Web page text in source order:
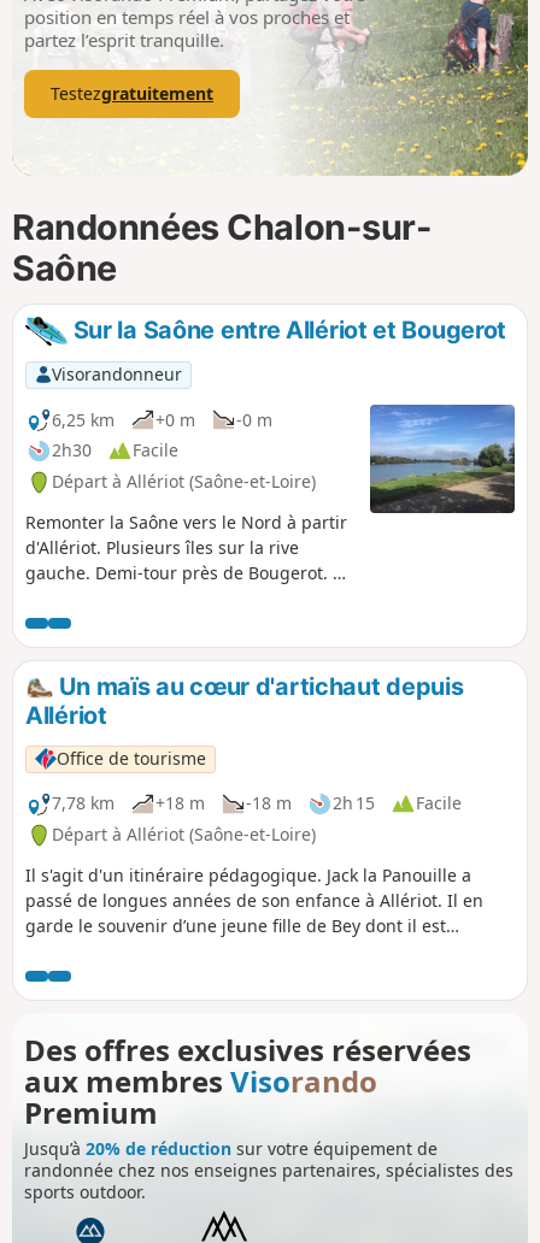
p
position en temps réel à vos proches et
partez l’esprit tranquille.
Testezgratuitement
Randonnées Chalon-sur-
Saône
Sur la Saône entre Allériot et Bougerot
Visorandonneur
6,25 km
+0 m
-0 m
2h30
Facile
Départ à Allériot (Saône-et-Loire)
Remonter la Saône vers le Nord à partir
d'Allériot. Plusieurs îles sur la rive
gauche. Demi-tour près de Bougerot. En
brume sur la Saône. En revenant à
Allériot vous pouvez en profiter pour
déguster des grenouilles ou la friture
dans l'un des restaurants au bord de
l'eau.
Un maïs au cœur d'artichaut depuis
Allériot
Office de tourisme
7,78 km
+18 m -18 m 2h 15
Facile
Départ à Allériot (Saône-et-Loire)
Il s'agit d'un itinéraire pédagogique. Jack la Panouille a
passé de longues années de son enfance à Allériot. Il en
garde le souvenir d’une jeune fille de Bey dont il est
décide de prendre son courage à deux mains et d’aller
déclarer son amour à la belle Adélaïde. Des énigmes
leur but.
Des offres exclusives réservées
aux membres Visorando
Premium
Jusqu’à 20% de réduction sur votre équipement de
randonnée chez nos enseignes partenaires, spécialistes des
sports outdoor.